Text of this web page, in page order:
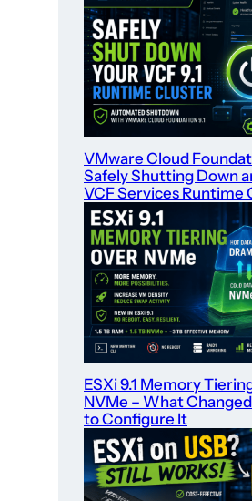
VMware Cloud
Safely Shutting Down
VCF Services Runtime
ESXi 9.1 Memory
NVMe – What
to Configure It